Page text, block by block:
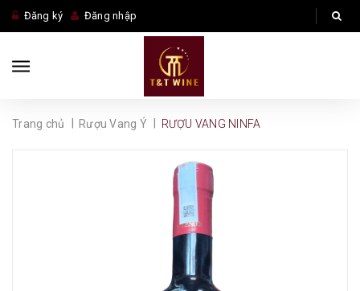
Đăng ký Đăng nhập
Trang chủ Rượu Vang Ý RƯỢU VANG NINFA